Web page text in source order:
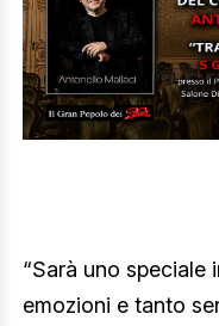
“Sarà uno speciale
emozioni e tanto